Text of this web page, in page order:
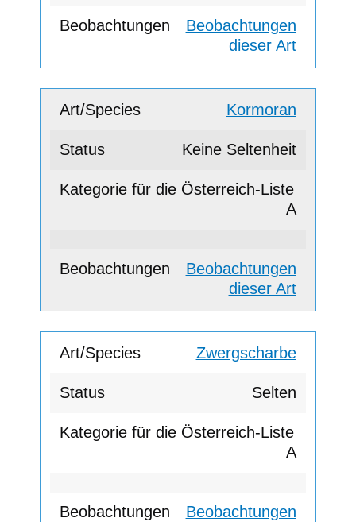
Beobachtungen
dieser Art
Kormoran
Keine Seltenheit
A
Beobachtungen
dieser Art
Zwergscharbe
Selten
A
Beobachtungen